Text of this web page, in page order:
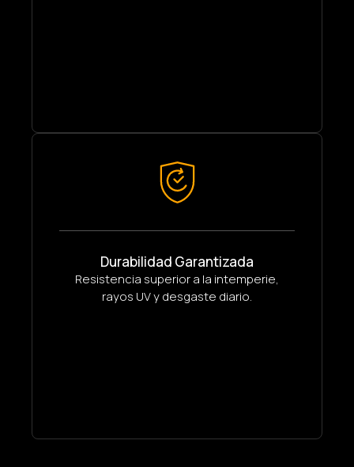
Durabilidad Garantizada
Resistencia superior a la intemperie,
rayos UV y desgaste diario.